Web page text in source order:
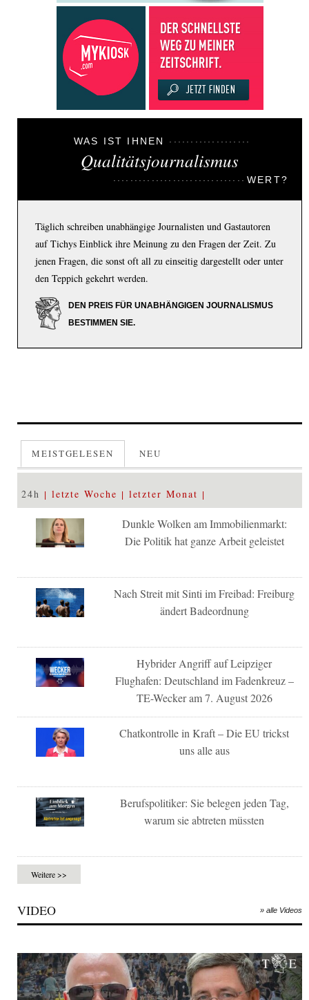
WAS IST IHNEN
Qualitätsjournalismus
WERT?
Täglich schreiben unabhängige Journalisten und Gastautoren
auf Tichys Einblick ihre Meinung zu den Fragen der Zeit. Zu
jenen Fragen, die sonst oft all zu einseitig dargestellt oder unter
den Teppich gekehrt werden.
DEN PREIS FÜR UNABHÄNGIGEN JOURNALISMUS
BESTIMMEN SIE.
MEISTGELESEN NEU
24h letzte Woche letzter Monat
Dunkle Wolken am Immobilienmarkt:
Die Politik hat ganze Arbeit geleistet
Nach Streit mit Sinti im Freibad: Freiburg
ändert Badeordnung
Hybrider Angriff auf Leipziger
Flughafen: Deutschland im Fadenkreuz –
TE-Wecker am 7. August 2026
Chatkontrolle in Kraft – Die EU trickst
uns alle aus
Berufspolitiker: Sie belegen jeden Tag,
warum sie abtreten müssten
Weitere >>
VIDEO » alle Videos